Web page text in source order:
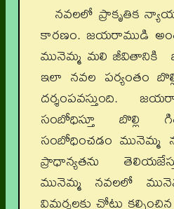
నవలలో ప్రాకృతిక
కారణం. జయరాముడి
మునెమ్మ మలి జీవితానికి
ఇలా నవల పర్యంతం
దర్శంపవస్తుంది.
సంబోధిస్తూ బొల్లి
సంబోధించడం మునెమ్మ
ప్రాధాన్యతను
మునెమ్మ నవలలో
విమర్శలకు చోటు కల్పించిన